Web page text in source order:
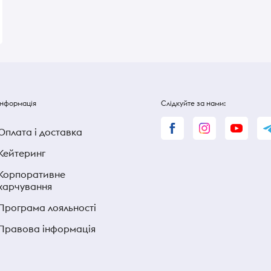
і доставка
лояльності
інформація
Слідкуйте за нами: